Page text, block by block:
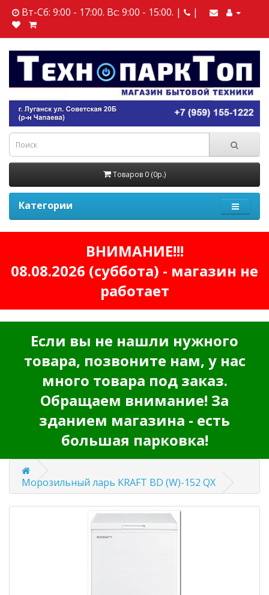
Вт-Сб: 9:00 - 17:00. Вс: 9:00 - 15:00. | |
Товаров 0 (0р.)
Категории
ВНИМАНИЕ!!!
08.08.2026 (суббота) - магазин не
работает
Если вы не нашли нужного
товара, позвоните нам, у нас
много товара под заказ.
Обращаем внимание! За
зданием магазина - есть
большая парковка!
Морозильный ларь KRAFT BD (W)-152 QX